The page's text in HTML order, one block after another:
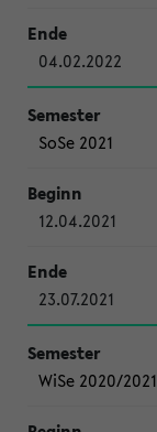
04.02.2022
SoSe 2021
12.04.2021
23.07.2021
WiSe 2020/2021